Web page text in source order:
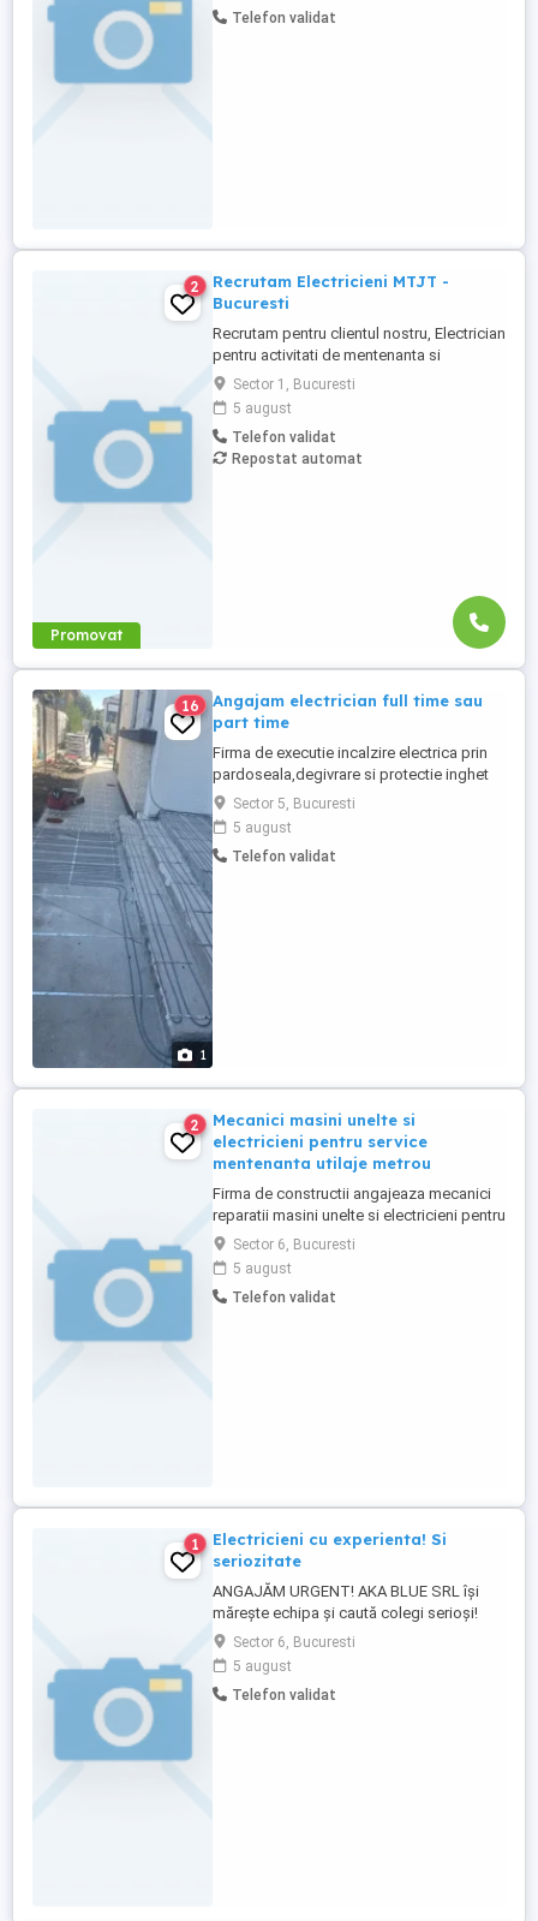
Telefon validat
Promovat
2
Recrutam Electricieni MTJT -
Bucuresti
Recrutam pentru clientul nostru, Electrician
pentru activitati de mentenanta si
exploatare a instalatiilor de distributie
energie electrica. Daca ai experienta in
domeniu si iti doresti stabilitate,
dezvoltare profesionala si un pachet
atractiv de beneficii, te invitam sa aplici!
Sector 1, Bucuresti
5 august
Telefon validat
Repostat automat
1
16
Angajam electrician full time sau
part time
Firma de executie incalzire electrica prin
pardoseala,degivrare si protectie inghet
conducte , angajeaza electrician în regim
part time sau full time Putem discuta orice
tip de colaborare Cerinte : Cunostinte in
domeniul electric Domiciliul preferabil
Sector 5, Bucuresti
5 august
Telefon validat
2
Mecanici masini unelte si
electricieni pentru service
mentenanta utilaje metrou
Firma de constructii angajeaza mecanici
reparatii masini unelte si electricieni pentru
mentenanta utilaje metrou.
Sector 6, Bucuresti
5 august
Telefon validat
1
Electricieni cu experienta! Si
seriozitate
ANGAJĂM URGENT! AKA BLUE SRL își
mărește echipa și caută colegi serioși!
Electricieni Ajutor electricieni (experiența
constituie un avantaj, dar nu este
obligatorie) Ce oferim: Salariu atractiv,
plătit la timp Contract de muncă Program
Sector 6, Bucuresti
5 august
Telefon validat